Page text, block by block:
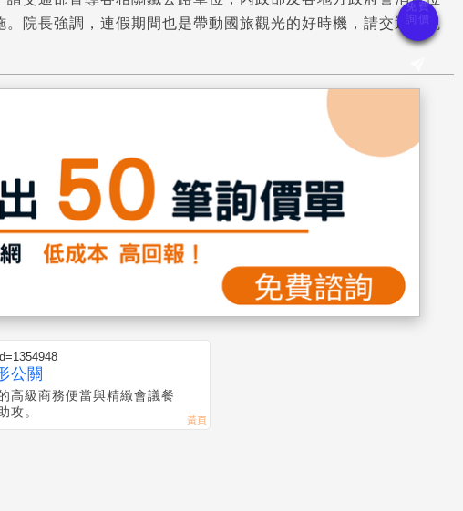
院長強調，連假期間也是帶動國旅觀光的好時機，請交通部觀
公關
高級商務便當與精緻會議餐
攻。